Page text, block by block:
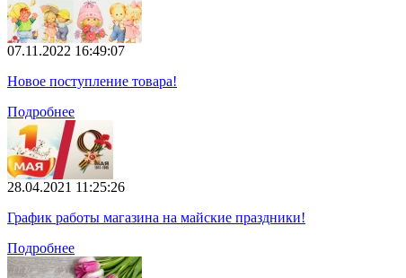
07.11.2022 16:49:07
Новое поступление товара!
Подробнее
28.04.2021 11:25:26
График работы магазина на майские праздники!
Подробнее